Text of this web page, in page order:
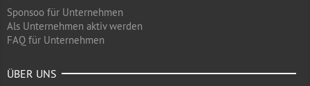
Sponsoo für Unternehmen
Als Unternehmen aktiv werden
FAQ für Unternehmen
ÜBER UNS